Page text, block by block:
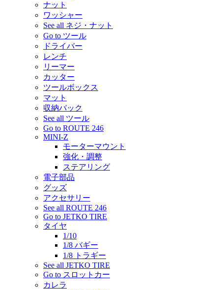
ナット
ワッシャー
See all ネジ・ナット
Go to ツール
ドライバー
レンチ
リーマー
カッター
ツールボックス
マット
収納バック
See all ツール
Go to ROUTE 246
MINI-Z
モーターマウント
強化・調整
ステアリング
電子部品
グッズ
アクセサリー
See all ROUTE 246
Go to JETKO TIRE
タイヤ
1/10
1/8 バギー
1/8 トラギー
See all JETKO TIRE
Go to スロットカー
カレラ